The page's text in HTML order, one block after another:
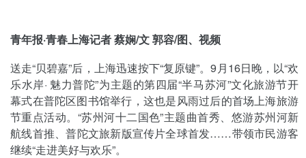
青年报·青春上海记者 蔡娴/文 郭容/图、视频
送走“贝碧嘉”后，上海迅速按下“复原键”。9月16日晚，以“欢
乐水岸· 魅力普陀”为主题的第四届“半马苏河”文化旅游节开
幕式在普陀区图书馆举行，这也是风雨过后的首场上海旅游
节重点活动。“苏州河十二国色”主题曲首秀、悠游苏州河新
航线首推、普陀文旅新版宣传片全球首发……带领市民游客
继续“走进美好与欢乐”。